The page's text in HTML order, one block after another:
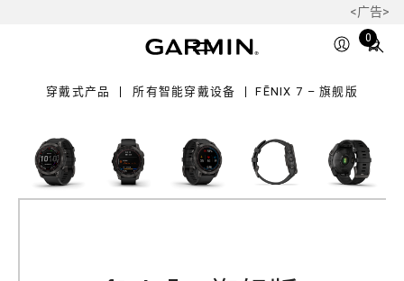
<广告>
0
Total
穿戴式产品 所有智能穿戴设备 FĒNIX 7 – 旗舰版